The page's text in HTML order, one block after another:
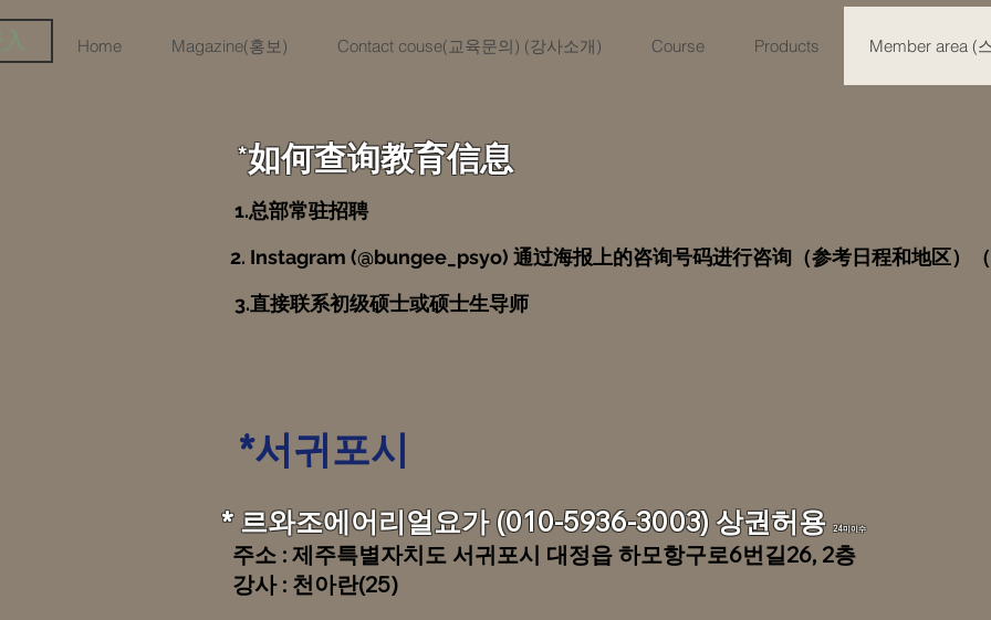
Home Magazine(홍보) Contact couse(교육문의) (강사소개) Course Products Member area (
*如何查询教育信息
1.总部常驻招聘
2. Instagram (@bungee_psyo) 通过海报上的咨询号码进行咨询（参考日程和地区）
3.直接联系初级硕士或硕士生导师
*서귀포시
* 르와조에어리얼요가 (010-5936-3003) 상권허용 24미이수
주소 : 제주특별자치도 서귀포시 대정읍 하모항구로6번길26, 2층
​ 강사 : 천아란(25)